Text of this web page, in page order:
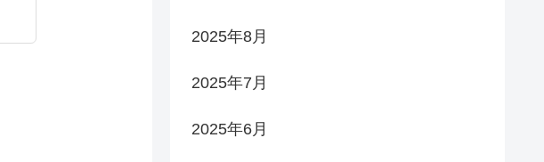
2025年8月
2025年7月
2025年6月